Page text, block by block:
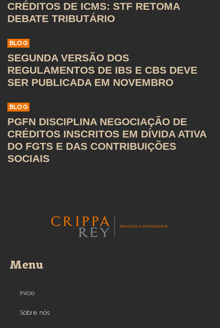
CRÉDITOS DE ICMS: STF RETOMA
DEBATE TRIBUTÁRIO
BLOG
SEGUNDA VERSÃO DOS
REGULAMENTOS DE IBS E CBS DEVE
SER PUBLICADA EM NOVEMBRO
BLOG
PGFN DISCIPLINA NEGOCIAÇÃO DE
CRÉDITOS INSCRITOS EM DÍVIDA ATIVA
DO FGTS E DAS CONTRIBUIÇÕES
SOCIAIS
Menu
Início
Sobre nós